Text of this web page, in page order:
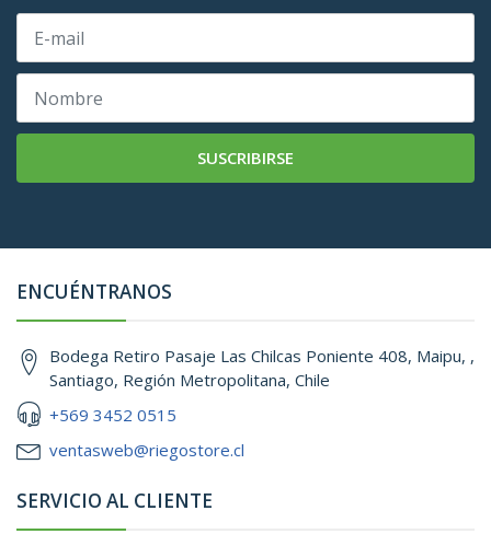
SUSCRIBIRSE
ENCUÉNTRANOS
Bodega Retiro Pasaje Las Chilcas Poniente 408, Maipu, ,
Santiago, Región Metropolitana, Chile
+569 3452 0515
ventasweb@riegostore.cl
SERVICIO AL CLIENTE